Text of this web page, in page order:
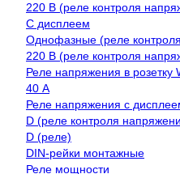
220 В (реле контроля
С дисплеем
Однофазные (реле
220 В (реле контроля
Реле напряжения в розетку
40 А
Реле напряжения с
D (реле контроля
D (реле)
DIN-рейки монтажные
Реле мощности